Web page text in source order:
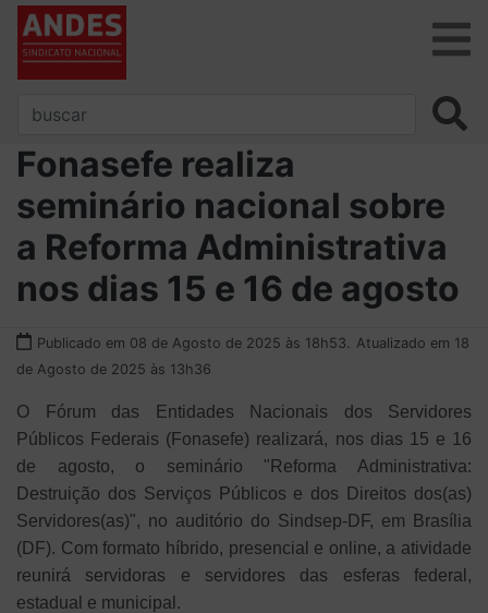
Fonasefe realiza
seminário nacional sobre
a Reforma Administrativa
nos dias 15 e 16 de agosto
Publicado em 08 de Agosto de 2025 às 18h53.
Atualizado em 18
de Agosto de 2025 às 13h36
O Fórum das Entidades Nacionais dos Servidores
Públicos Federais (Fonasefe) realizará, nos dias 15 e 16
de agosto, o seminário "Reforma Administrativa:
Destruição dos Serviços Públicos e dos Direitos dos(as)
Servidores(as)", no auditório do Sindsep-DF, em Brasília
(DF). Com formato híbrido, presencial e online, a atividade
reunirá servidoras e servidores das esferas federal,
estadual e municipal.